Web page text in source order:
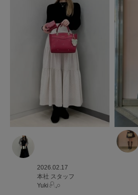
2026.02.17
本社 スタッフ
Yuki𓍯𓈒𓏸︎︎︎︎